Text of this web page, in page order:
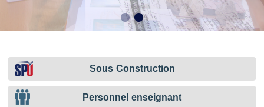
Sous Construction
Personnel enseignant